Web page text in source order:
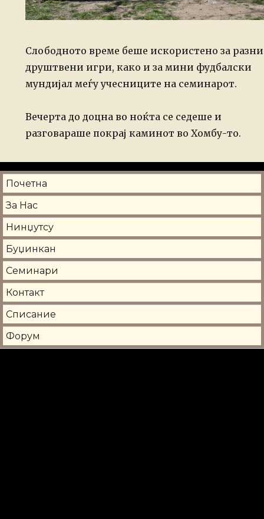
Слободното време беше искористено за разни
друштвени игри, како и за мини фудбалски
мундијал меѓу учесниците на семинарот.
Вечерта до доцна во ноќта се седеше и
разговараше покрај каминот во Хомбу-то.
Почетна
За Нас
Нинџутсу
Буџинкан
Семинари
Контакт
Списание
Форум